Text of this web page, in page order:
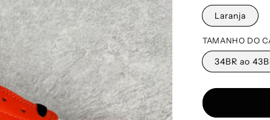
Laranja
TAMANHO DO
34BR ao